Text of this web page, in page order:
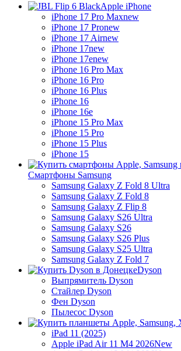
Apple iPhone
iPhone 17 Pro Maxnew
iPhone 17 Pronew
iPhone 17 Airnew
iPhone 17new
iPhone 17enew
iPhone 16 Pro Max
iPhone 16 Pro
iPhone 16 Plus
iPhone 16
iPhone 16e
iPhone 15 Pro Max
iPhone 15 Pro
iPhone 15 Plus
iPhone 15
Смартфоны Samsung
Samsung Galaxy Z Fold 8 Ultra
Samsung Galaxy Z Fold 8
Samsung Galaxy Z Flip 8
Samsung Galaxy S26 Ultra
Samsung Galaxy S26
Samsung Galaxy S26 Plus
Samsung Galaxy S25 Ultra
Samsung Galaxy Z Fold 7
Dyson
Выпрямитель Dyson
Стайлер Dyson
Фен Dyson
Пылесос Dyson
iPad 11 (2025)
Apple iPad Air 11 M4 2026New